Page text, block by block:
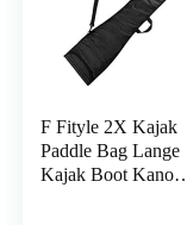
F Fityle 2X Kajak
Paddle Bag Lange
Kajak Boot Kano